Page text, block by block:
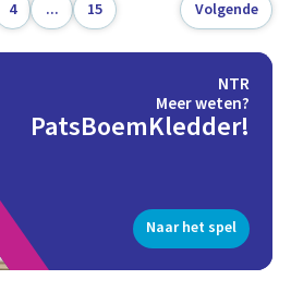
4 ... 15 Volgende
NTR
Meer weten?
PatsBoemKledder!
Naar het spel